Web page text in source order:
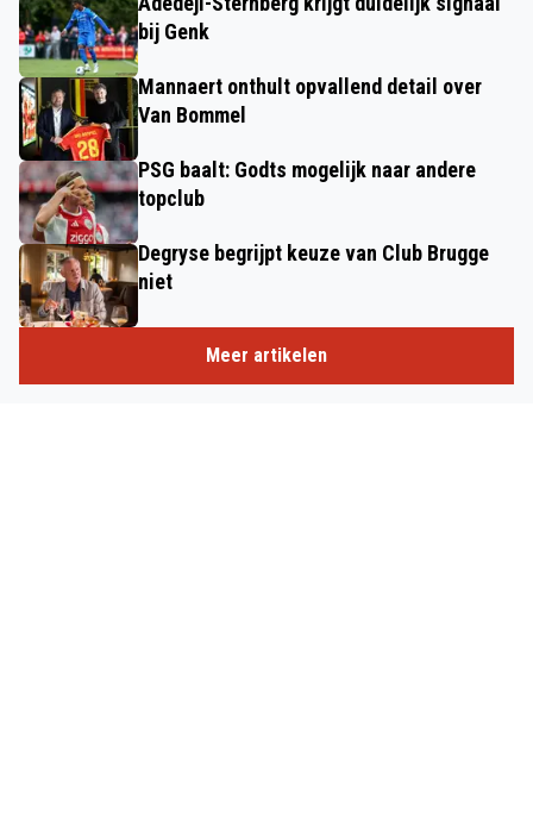
bij Genk
Mannaert onthult opvallend detail over
Van Bommel
PSG baalt: Godts mogelijk naar andere
topclub
Degryse begrijpt keuze van Club Brugge
niet
Meer artikelen